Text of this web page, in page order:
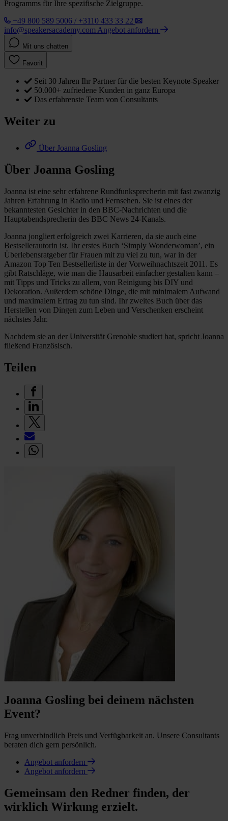
Programms für Ihre spezifische Zielgruppe.
+49 800 589 5006 / +3110 433 33 22
info@speakersacademy.com Angebot anfordern
Mit uns chatten
Favorit
Seit 30 Jahren Ihr Partner für die besten Keynote-Speaker
50.000+ zufriedene Kunden in ganz Europa
Das erfahrenste Team von Consultants
Weiter zu
Über Joanna Gosling
Über Joanna Gosling
Joanna ist eine sehr erfahrene Rundfunksprecherin mit fast zwanzig
Jahren Erfahrung in Radio und Fernsehen. Sie ist eines der
bekanntesten Gesichter in den BBC-Nachrichten und die
Hauptabendsprecherin des BBC News 24-Kanals.
Joanna jongliert erfolgreich zwei Karrieren, da sie auch eine
Bestsellerautorin ist. Ihr erstes Buch ‘Simply Wonderwoman’, ein
Überlebensratgeber für Frauen mit zu viel zu tun, war in der
Amazon Top Ten Bestsellerliste in der Vorweihnachtszeit 2011. Es
gibt Ratschläge, wie man die Hausarbeit einfacher gestalten kann –
mit Tipps und Tricks zu allem, von Reinigung bis DIY und
Dekoration. Außerdem schöne Dinge, die mit minimalem Aufwand
und maximalem Ertrag zu tun sind. Ihr zweites Buch über das
Herstellen von Dingen zum Leben und Verschenken erscheint
nächstes Jahr.
Nachdem sie an der Universität Grenoble studiert hat, spricht Joanna
fließend Französisch.
Teilen
Joanna Gosling bei deinem nächsten
Event?
Frag unverbindlich Preis und Verfügbarkeit an. Unsere Consultants
beraten dich gern persönlich.
Angebot anfordern
Angebot anfordern
Gemeinsam den Redner finden, der
wirklich Wirkung erzielt.